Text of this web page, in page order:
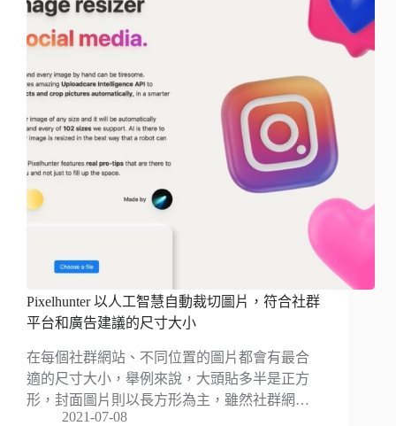
Pixelhunter 以人工智慧自動裁切圖片，符合社群
平台和廣告建議的尺寸大小
在每個社群網站、不同位置的圖片都會有最合
適的尺寸大小，舉例來說，大頭貼多半是正方
形，封面圖片則以長方形為主，雖然社群網…
2021-07-08